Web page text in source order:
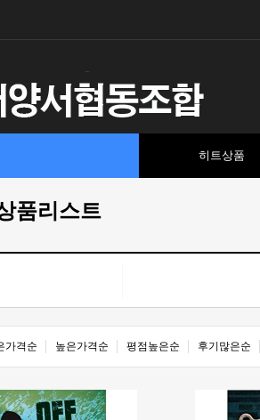
히트상품
품리스트
가격순 높은가격순 평점높은순 후기많은순